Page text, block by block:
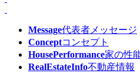
Message代表者メッセージ
Conceptコンセプト
HousePerformance家の性
RealEstateInfo不動産情報